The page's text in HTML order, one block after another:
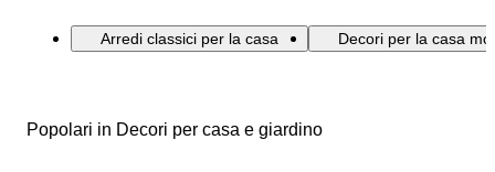
Arredi classici per la casa Decori per la casa
Popolari in Decori per casa e giardino